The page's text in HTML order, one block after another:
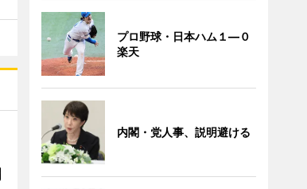
プロ野球・日本ハム１―０
楽天
内閣・党人事、説明避ける